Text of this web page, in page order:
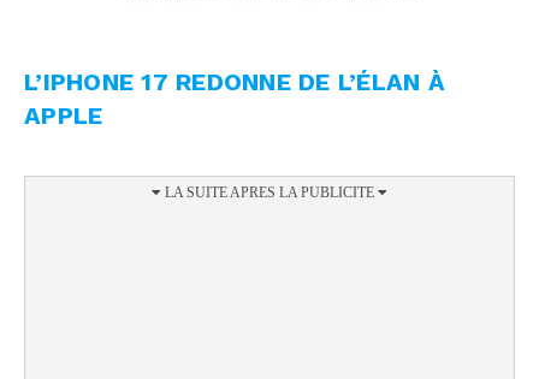
L’IPHONE 17 REDONNE DE L’ÉLAN À
APPLE